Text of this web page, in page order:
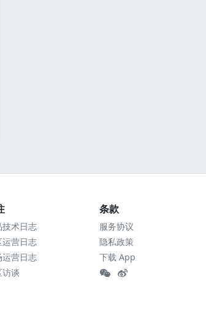
技术日志
运营日志
运营日志
访谈
条款
服务协议
隐私政策
下载 App